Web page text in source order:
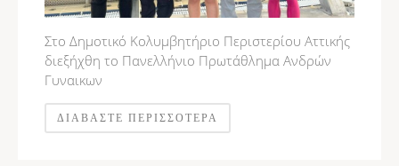
Στο Δημοτικό Κολυμβητήριο Περιστερίου Αττικής
διεξήχθη το Πανελλήνιο Πρωτάθλημα Ανδρών
Γυναικων
ΔΙΑΒΆΣΤΕ ΠΕΡΙΣΣΌΤΕΡΑ